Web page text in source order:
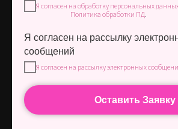
Я согласен на обработку персональных
Политика обработки ПД
Я согласен на рассылку
сообщений
Я согласен на рассылку электронных
Оставить Заявку